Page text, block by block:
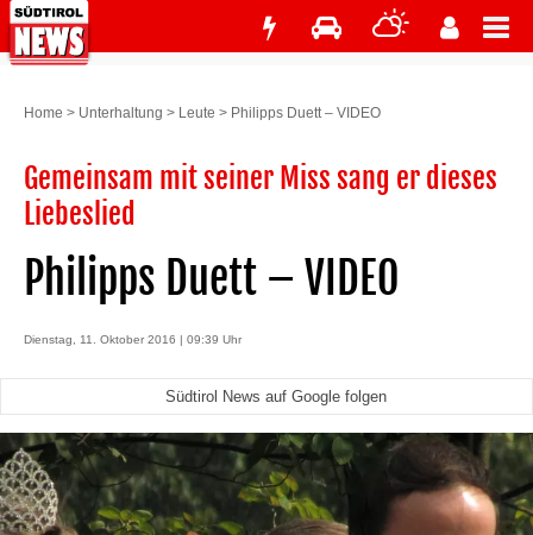
Home > Unterhaltung > Leute > Philipps Duett – VIDEO
Gemeinsam mit seiner Miss sang er dieses
Liebeslied
Philipps Duett – VIDEO
Dienstag, 11. Oktober 2016 | 09:39 Uhr
Südtirol News auf Google folgen